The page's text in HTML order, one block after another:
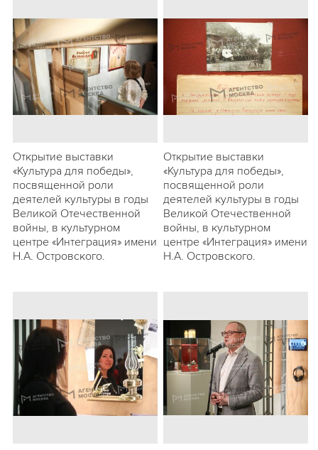
Открытие выставки
«Культура для победы»,
посвященной роли
деятелей культуры в годы
Великой Отечественной
войны, в культурном
центре «Интеграция» имени
Н.А. Островского.
Открытие выставки
«Культура для победы»,
посвященной роли
деятелей культуры в годы
Великой Отечественной
войны, в культурном
центре «Интеграция» имени
Н.А. Островского.